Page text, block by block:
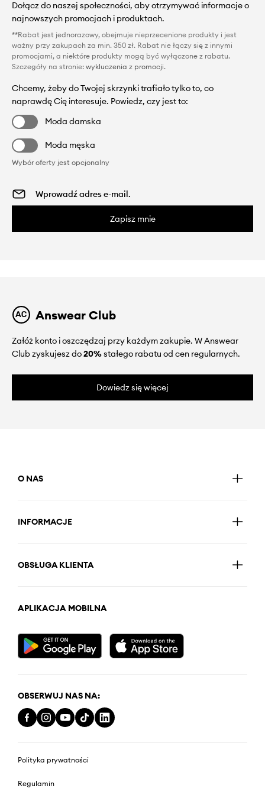
Dołącz do naszej społeczności, aby otrzymywać informacje o
najnowszych promocjach i produktach.
**Rabat jest jednorazowy, obejmuje nieprzecenione produkty i jest
ważny przy zakupach za min. 350 zł. Rabat nie łączy się z innymi
promocjami, a niektóre produkty mogą być wyłączone z rabatu.
Szczegóły na stronie: wykluczenia z promocji.
Chcemy, żeby do Twojej skrzynki trafiało tylko to, co
naprawdę Cię interesuje. Powiedz, czy jest to:
Moda damska
Moda męska
Wybór oferty jest opcjonalny
Zapisz mnie
Answear Club
Załóż konto i oszczędzaj przy każdym zakupie. W Answear
Club zyskujesz do20%stałego rabatu od cen regularnych.
Dowiedz się więcej
O NAS
INFORMACJE
OBSŁUGA KLIENTA
APLIKACJA MOBILNA
OBSERWUJ NAS NA:
Polityka prywatności
Regulamin